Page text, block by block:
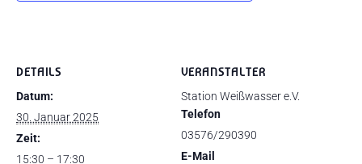
DETAILS
Datum:
30. Januar 2025
Zeit:
15:30 – 17:30
VERANSTALTER
Station Weißwasser e.V.
Telefon
03576/290390
E-Mail